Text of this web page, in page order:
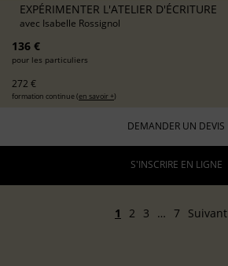
EXPÉRIMENTER L'ATELIER D'ÉCRITURE
avec Isabelle Rossignol
136 €
pour les particuliers
272 €
formation continue (en savoir +)
DEMANDER UN DEVIS
S'INSCRIRE EN LIGNE
1 2 3 … 7 Suivant